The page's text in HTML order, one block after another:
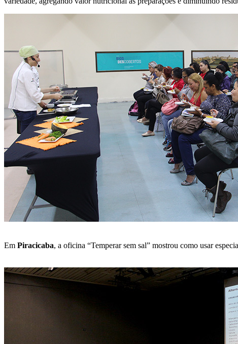
Em Piracicaba, a oficina “Temperar sem sal” mostrou como usar